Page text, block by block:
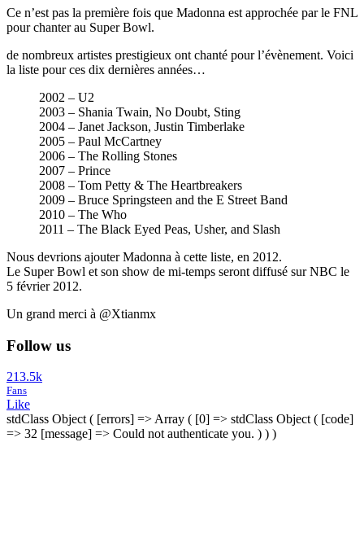
Ce n’est pas la première fois que Madonna est approchée par le FNL
pour chanter au Super Bowl.
de nombreux artistes prestigieux ont chanté pour l’évènement. Voici
la liste pour ces dix dernières années…
2002 – U2
2003 – Shania Twain, No Doubt, Sting
2004 – Janet Jackson, Justin Timberlake
2005 – Paul McCartney
2006 – The Rolling Stones
2007 – Prince
2008 – Tom Petty & The Heartbreakers
2009 – Bruce Springsteen and the E Street Band
2010 – The Who
2011 – The Black Eyed Peas, Usher, and Slash
Nous devrions ajouter Madonna à cette liste, en 2012.
Le Super Bowl et son show de mi-temps seront diffusé sur NBC le
5 février 2012.
Un grand merci à @Xtianmx
Follow us
213.5k
Fans
Like
stdClass Object ( [errors] => Array ( [0] => stdClass Object ( [code]
=> 32 [message] => Could not authenticate you. ) ) )